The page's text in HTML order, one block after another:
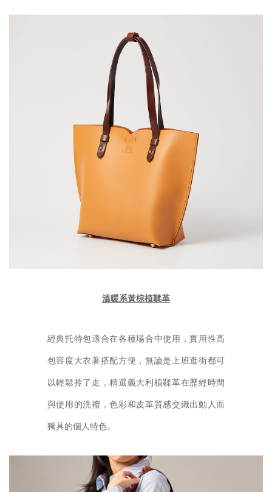
溫暖系黃棕植鞣革
經典托特包適合在各種場合中使用，實用性高
包容度大衣著搭配方便，無論是上班逛街都可
以輕鬆拎了走，精選義大利植鞣革在歷經時間
與使用的洗禮，色彩和皮革質感交織出動人而
獨具的個人特色。